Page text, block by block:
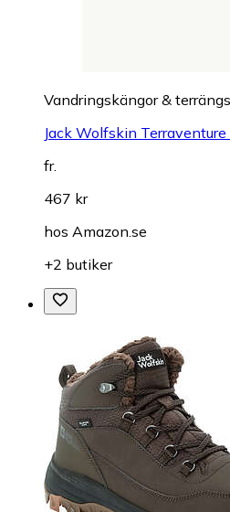
Vandringskängor &
Jack Wolfskin
fr.
467 kr
hos Amazon.se
+2 butiker